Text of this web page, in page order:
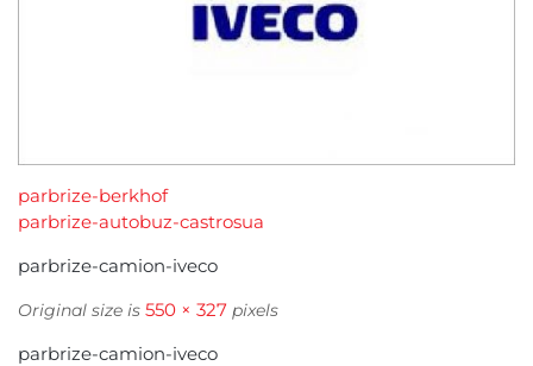
parbrize-berkhof
parbrize-autobuz-castrosua
parbrize-camion-iveco
Original size is 550 × 327 pixels
parbrize-camion-iveco